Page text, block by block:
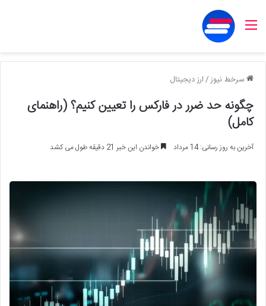
منو
سرخط نیوز/ارز دیجیتال
چگونه حد ضرر در فارکس را تعیین کنیم؟ (راهنمای
کامل)
آخرین به روز رسانی: 14 مرداد خواندن این خبر 21 دقیقه طول می کشد